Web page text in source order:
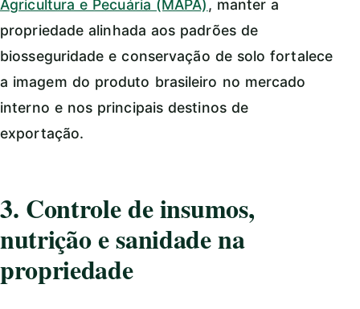
Agricultura e Pecuária (MAPA), manter a
propriedade alinhada aos padrões de
biosseguridade e conservação de solo fortalece
a imagem do produto brasileiro no mercado
interno e nos principais destinos de
exportação.
3. Controle de insumos,
nutrição e sanidade na
propriedade